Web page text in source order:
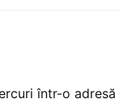
într-o adresă